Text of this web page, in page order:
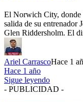
El Norwich City, donde
salida de su entrenador
Glen Riddersholm. El
Ariel CarrascoHace 1
Hace 1 año
Sigue leyendo
- PUBLICIDAD -